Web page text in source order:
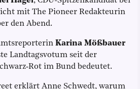
mit The Pioneer Redakteurin
den Abend.
Karina Mößbauer
Landtagsvotum seit der
im Bund bedeutet.
erklärt Anne Schwedt, warum